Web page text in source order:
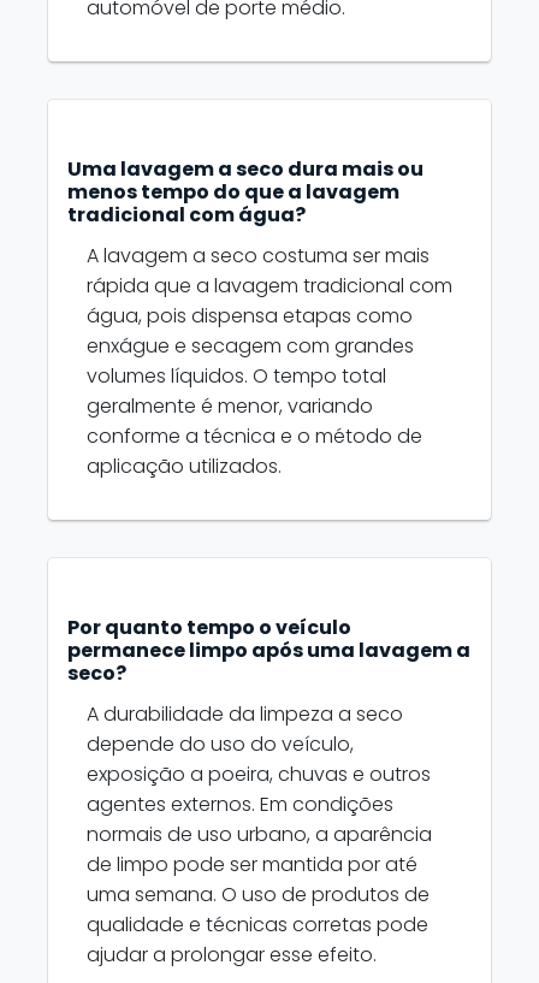
automóvel de porte médio.
Uma lavagem a seco dura mais ou
menos tempo do que a lavagem
tradicional com água?
A lavagem a seco costuma ser mais
rápida que a lavagem tradicional com
água, pois dispensa etapas como
enxágue e secagem com grandes
volumes líquidos. O tempo total
geralmente é menor, variando
conforme a técnica e o método de
aplicação utilizados.
Por quanto tempo o veículo
permanece limpo após uma lavagem a
seco?
A durabilidade da limpeza a seco
depende do uso do veículo,
exposição a poeira, chuvas e outros
agentes externos. Em condições
normais de uso urbano, a aparência
de limpo pode ser mantida por até
uma semana. O uso de produtos de
qualidade e técnicas corretas pode
ajudar a prolongar esse efeito.